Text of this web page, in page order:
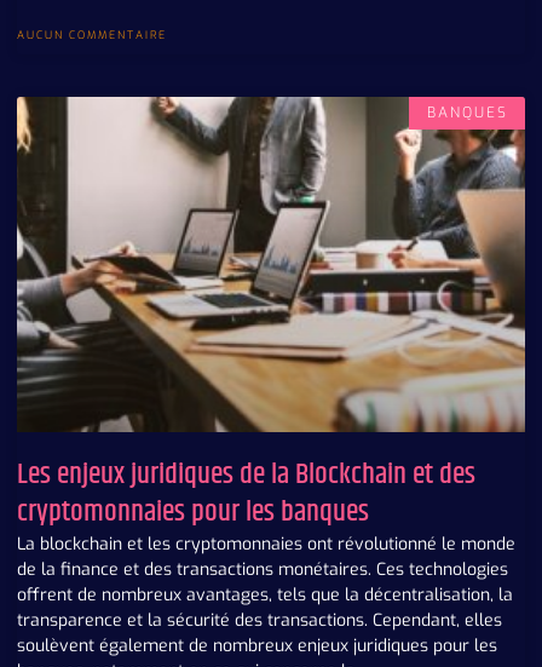
AUCUN COMMENTAIRE
BANQUES
Les enjeux juridiques de la Blockchain et des
cryptomonnaies pour les banques
La blockchain et les cryptomonnaies ont révolutionné le monde
de la finance et des transactions monétaires. Ces technologies
offrent de nombreux avantages, tels que la décentralisation, la
transparence et la sécurité des transactions. Cependant, elles
soulèvent également de nombreux enjeux juridiques pour les